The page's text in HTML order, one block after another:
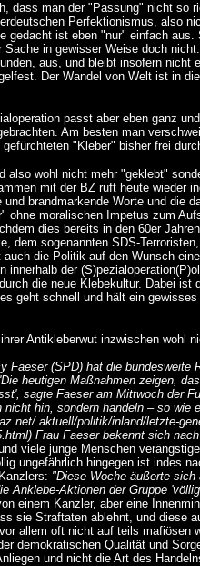
dass man der "Passung" nicht so
Perfektionismus, also
gedacht ist eben "nur" einfach aus.
in gewisser Weise doch
aus, und bleibt insofern nicht
Der Wandel von Welt ist in
passt aber eben ganz
Am besten man
"Kleber" bisher frei
also wohl nicht mehr "geklebt"
mit der BZ ruft heute wieder
brandmarkende Worte und die
ohne moralischen Impetus zum
dies bereits in den 60er
dem sogenannten SDS-
auch die Politik auf den Wunsch
innerhalb der
die neue Klebekultur. Dabei ist
geht schnell und hält ein
Antikleberwut inzwischen wohl
Faeser (SPD) hat die bundesweite
heutigen Maßnahmen zeigen,
sagte Faeser am Mittwoch der
hin, sondern handeln – so wie
aktuell/politik/inland/letzte-
Frau Faeser bekennt sich
viele junge Menschen
ungefährlich hingegen ist indes
"Diese Woche äußerte
Anklebe-Aktionen der Gruppe
einem Kanzler, aber eine
sie Straftaten ablehnt, und diese
allem oft nicht auf teils mafiösen
demokratischen Qualität und
und nicht die Art des